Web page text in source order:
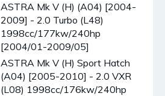
ASTRA Mk V (H) (A04) [2004-
2009] - 2.0 Turbo (L48)
1998cc/177kw/240hp
[2004/01-2009/05]
ASTRA Mk V (H) Sport Hatch
(A04) [2005-2010] - 2.0 VXR
(L08) 1998cc/176kw/240hp